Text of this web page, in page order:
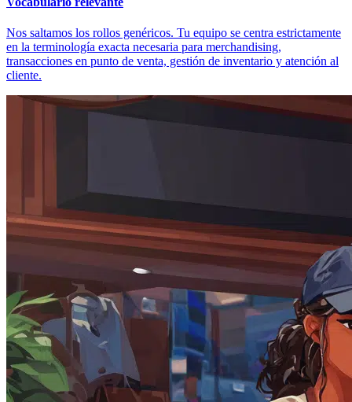
Nos saltamos los rollos genéricos. Tu equipo se centra estrictamente
en la terminología exacta necesaria para merchandising,
transacciones en punto de venta, gestión de inventario y atención al
cliente.